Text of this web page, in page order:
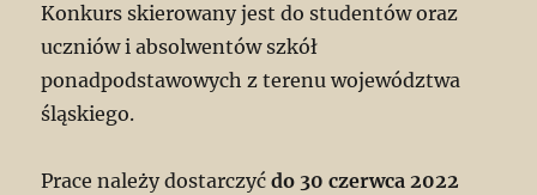
Konkurs skierowany jest do studentów oraz
uczniów i absolwentów szkół
ponadpodstawowych z terenu województwa
śląskiego.
Prace należy dostarczyćdo 30 czerwca 2022